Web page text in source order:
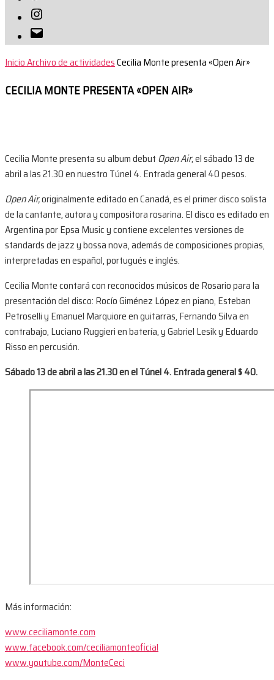
Instagram
Correo
electrónico
InicioArchivo de actividadesCecilia Monte presenta «Open Air»
CECILIA MONTE PRESENTA «OPEN AIR»
Cecilia Monte presenta su album debut Open Air, el sábado 13 de
abril a las 21.30 en nuestro Túnel 4. Entrada general 40 pesos.
Open Air,originalmente editado en Canadá, es el primer disco solista
de la cantante, autora y compositora rosarina. El disco es editado en
Argentina por Epsa Music y contiene excelentes versiones de
standards de jazz y bossa nova, además de composiciones propias,
interpretadas en español, portugués e inglés.
Cecilia Monte contará con reconocidos músicos de Rosario para la
presentación del disco: Rocío Giménez López en piano, Esteban
Petroselli y Emanuel Marquiore en guitarras, Fernando Silva en
contrabajo, Luciano Ruggieri en batería, y Gabriel Lesik y Eduardo
Risso en percusión.
Sábado 13 de abril a las 21.30 en el Túnel 4. Entrada general $ 40.
Más información:
www.ceciliamonte.com
www.facebook.com/ceciliamonteoficial
www.youtube.com/MonteCeci